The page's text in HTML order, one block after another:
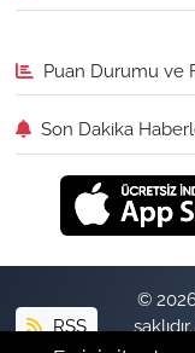
Puan Durumu ve
Son Dakika
RSS
©